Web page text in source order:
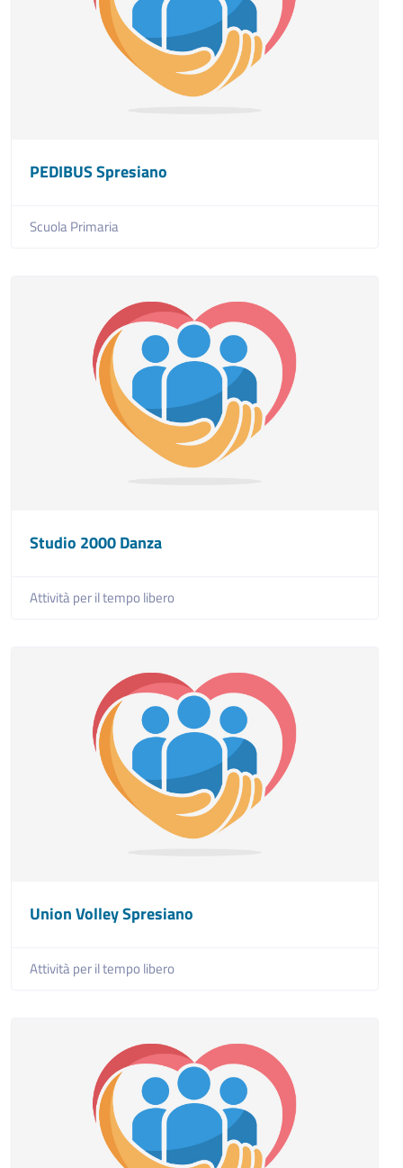
PEDIBUS Spresiano
Scuola Primaria
Studio 2000 Danza
Attività per il tempo libero
Union Volley Spresiano
Attività per il tempo libero